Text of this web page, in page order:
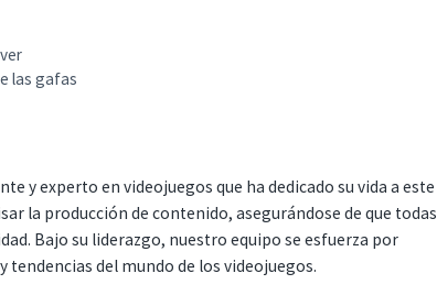
las gafas
y experto en videojuegos que ha dedicado su vida a este
la producción de contenido, asegurándose de que todas
Bajo su liderazgo, nuestro equipo se esfuerza por
tendencias del mundo de los videojuegos.